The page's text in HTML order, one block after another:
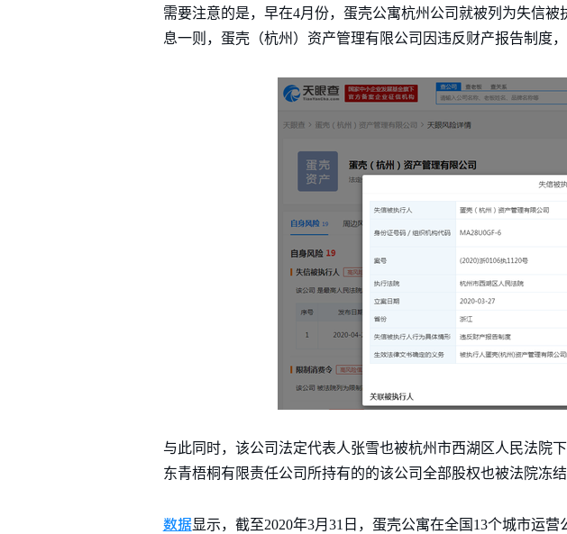
需要注意的是，早在4月份，蛋壳公寓杭州公司就被列为失信
息一则，蛋壳（杭州）资产管理有限公司因违反财产报告制度
与此同时，该公司法定代表人张雪也被杭州市西湖区人民法院
东青梧桐有限责任公司所持有的的该公司全部股权也被法院冻结
数据显示，截至2020年3月31日，蛋壳公寓在全国13个城市运